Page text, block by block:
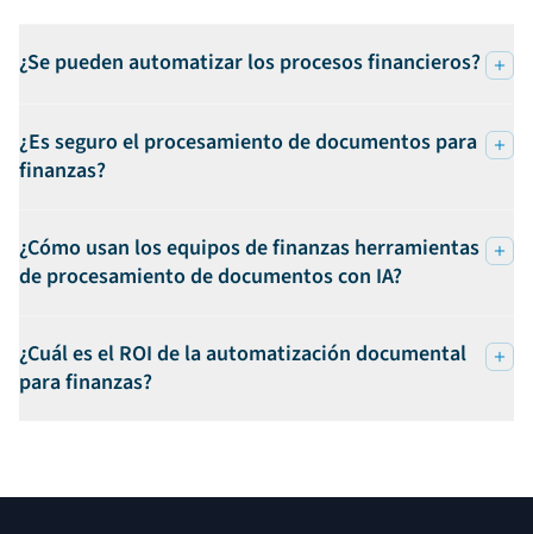
¿Se pueden automatizar los procesos financieros?
¿Es seguro el procesamiento de documentos para
finanzas?
¿Cómo usan los equipos de finanzas herramientas
de procesamiento de documentos con IA?
¿Cuál es el ROI de la automatización documental
para finanzas?